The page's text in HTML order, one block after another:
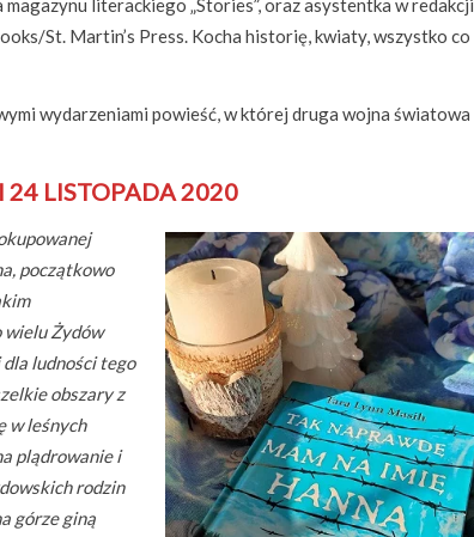
literackiego „Stories”, oraz asystentka w redakcji
St. Martin’s Press. Kocha historię, kwiaty, wszystko co
wydarzeniami powieść, w której druga wojna światowa
24 LISTOPADA 2020
początkowo
wielu Żydów
ludności tego
obszary z
w leśnych
plądrowanie i
rodzin
górze giną